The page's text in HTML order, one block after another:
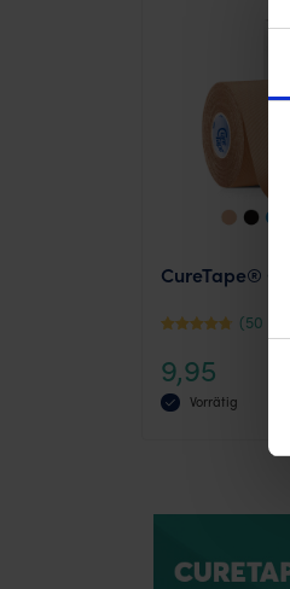
CureTape®
mit
4.38
von 5
(50
9,95
Vorrätig
variants.